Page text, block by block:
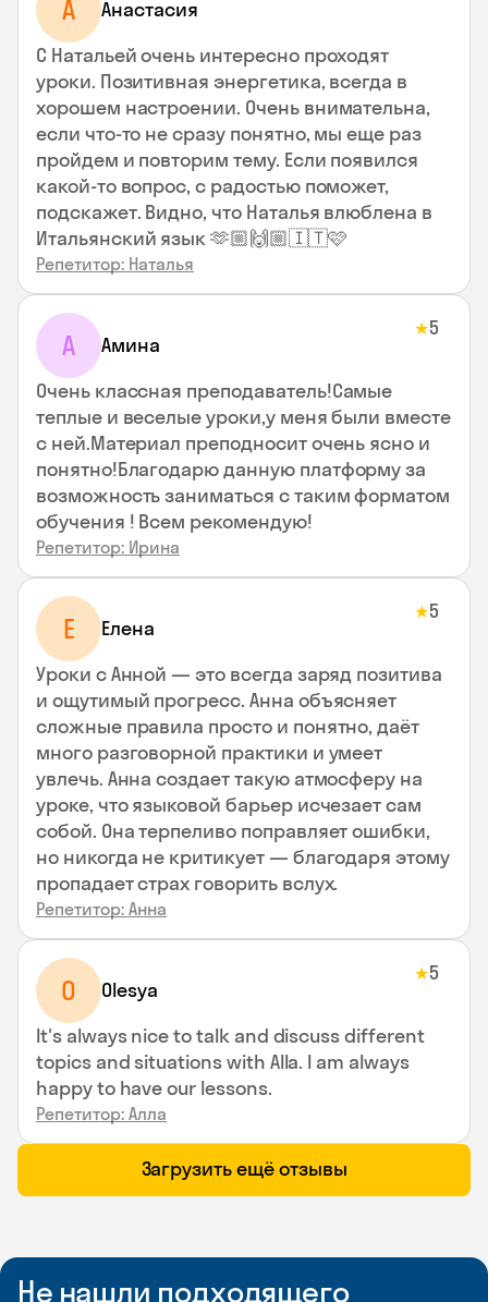
А Анастасия
С Натальей очень интересно проходят
уроки. Позитивная энергетика, всегда в
хорошем настроении. Очень внимательна,
если что-то не сразу понятно, мы еще раз
пройдем и повторим тему. Если появился
какой-то вопрос, с радостью поможет,
подскажет. Видно, что Наталья влюблена в
Итальянский язык 🫶🏼🙌🏼🇮🇹🩷
Репетитор: Наталья
А Амина
★5
Очень классная преподаватель!Самые
теплые и веселые уроки,у меня были вместе
с ней.Материал преподносит очень ясно и
понятно!Благодарю данную платформу за
возможность заниматься с таким форматом
обучения ! Всем рекомендую!
Репетитор: Ирина
Е Елена
★5
Уроки с Анной — это всегда заряд позитива
и ощутимый прогресс. Анна объясняет
сложные правила просто и понятно, даёт
много разговорной практики и умеет
увлечь. Анна создает такую атмосферу на
уроке, что языковой барьер исчезает сам
собой. Она терпеливо поправляет ошибки,
но никогда не критикует — благодаря этому
пропадает страх говорить вслух.
Репетитор: Анна
O Olesya
★5
It's always nice to talk and discuss different
topics and situations with Alla. I am always
happy to have our lessons.
Репетитор: Алла
Загрузить ещё отзывы
Не нашли подходящего